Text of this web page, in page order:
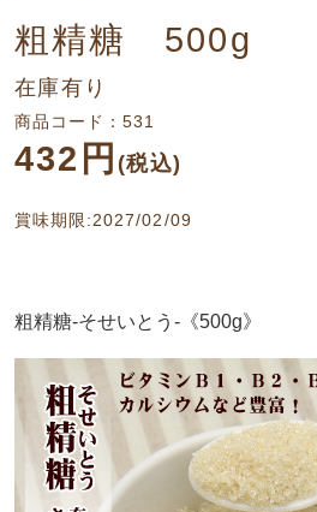
粗精糖 500g
在庫有り
商品コード：531
432円 (税込)
賞味期限:2027/02/09
粗精糖-そせいとう-《500g》